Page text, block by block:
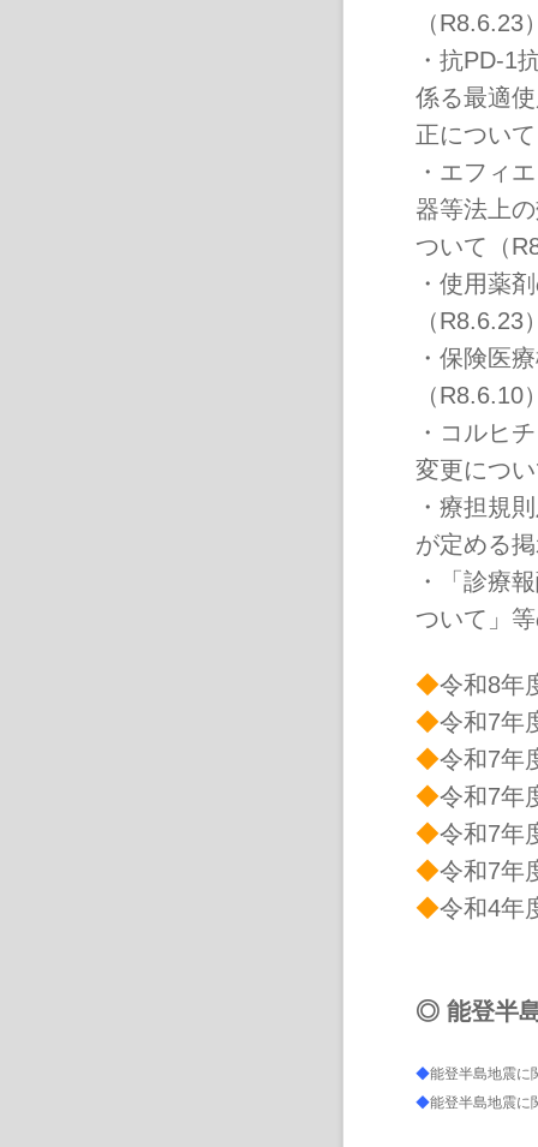
（R8.6.23
・ 抗PD-1
係る最適
正について
・ エフィ
器等法上
ついて（
・ 使用薬
（R8.6.23
・ 保険医
（R8.6.10
・ コルヒ
変更につ
・ 療担規
が定める
・
「診療
ついて」
◆令和8年
◆令和7年
◆令和7年
◆令和7年
◆令和7年
◆令和7年
◆令和4年
◎ 能登半
◆能登半島地震に
◆能登半島地震に